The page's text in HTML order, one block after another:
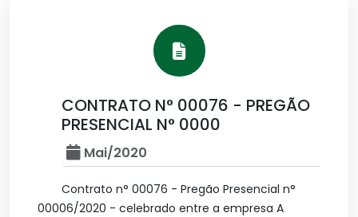
CONTRATO N° 00076 - PREGÃO
PRESENCIAL N° 0000
Mai/2020
Contrato n° 00076 - Pregão Presencial n°
00006/2020 - celebrado entre a empresa A